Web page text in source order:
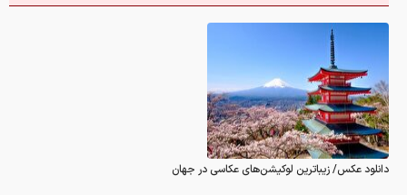
دانلود عکس/ زیباترین لوکیشن‌های عکاسی در جهان